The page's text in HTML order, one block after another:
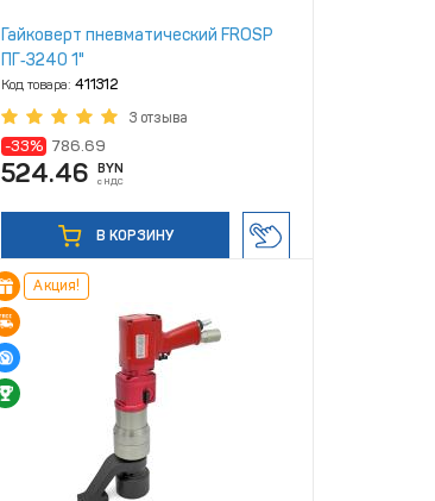
Гайковерт пневматический FROSP
ПГ‑3240 1"
Код товара:411312
3 отзыва
-33% 786.69
524.46 BYN
с НДС
В КОРЗИНУ
Акция!